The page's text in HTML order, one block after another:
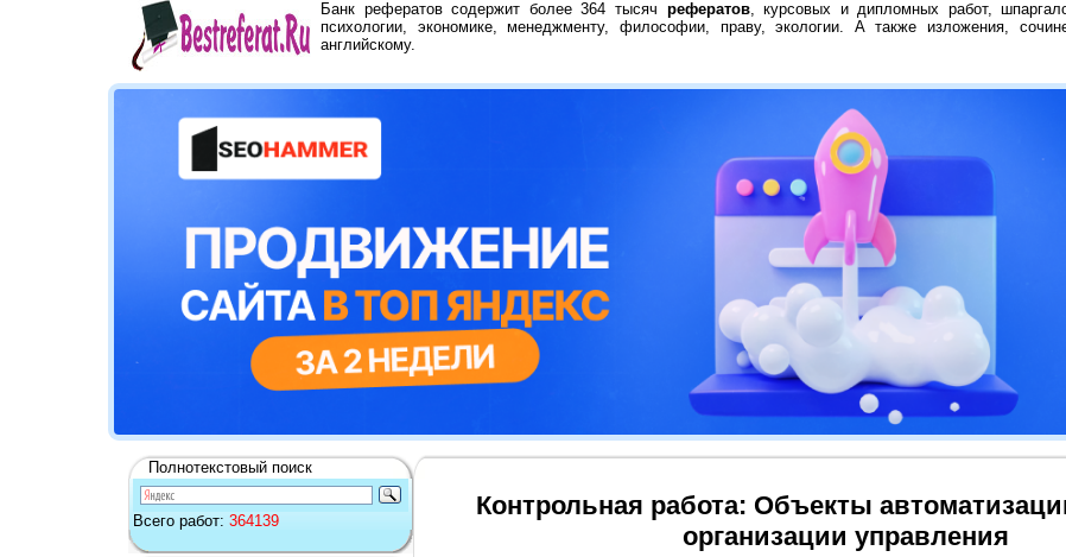
Банк рефератов содержит более 364 тысяч рефератов, курсовых и дипломных работ,
психологии, экономике, менеджменту, философии, праву, экологии. А также изложения,
английскому.
Полнотекстовый поиск
Всего работ: 364139
Контрольная работа: Объекты
организации управления